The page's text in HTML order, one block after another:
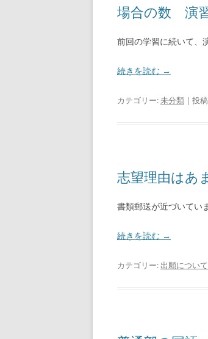
場合の数 演
前回の学習に続いて、
続きを読む →
カテゴリー:未分類 | 投
志望理由はあ
書類郵送が近づいてい
続きを読む →
カテゴリー: 出願について